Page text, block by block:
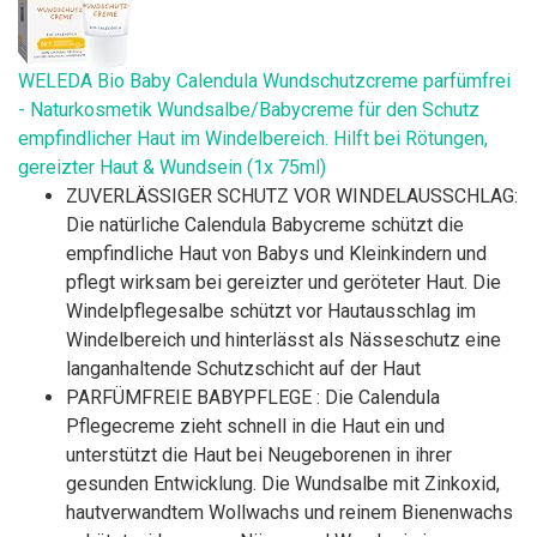
WELEDA Bio Baby Calendula Wundschutzcreme parfümfrei
- Naturkosmetik Wundsalbe/Babycreme für den Schutz
empfindlicher Haut im Windelbereich. Hilft bei Rötungen,
gereizter Haut & Wundsein (1x 75ml)
ZUVERLÄSSIGER SCHUTZ VOR WINDELAUSSCHLAG:
Die natürliche Calendula Babycreme schützt die
empfindliche Haut von Babys und Kleinkindern und
pflegt wirksam bei gereizter und geröteter Haut. Die
Windelpflegesalbe schützt vor Hautausschlag im
Windelbereich und hinterlässt als Nässeschutz eine
langanhaltende Schutzschicht auf der Haut
PARFÜMFREIE BABYPFLEGE : Die Calendula
Pflegecreme zieht schnell in die Haut ein und
unterstützt die Haut bei Neugeborenen in ihrer
gesunden Entwicklung. Die Wundsalbe mit Zinkoxid,
hautverwandtem Wollwachs und reinem Bienenwachs